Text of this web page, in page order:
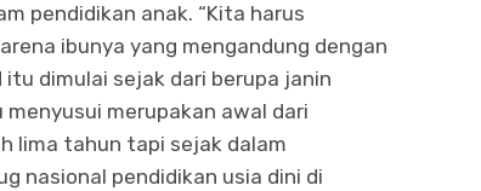
pendidikan anak. “Kita harus
ibunya yang mengandung dengan
dimulai sejak dari berupa janin
merupakan awal dari
lima tahun tapi sejak dalam
nasional pendidikan usia dini di